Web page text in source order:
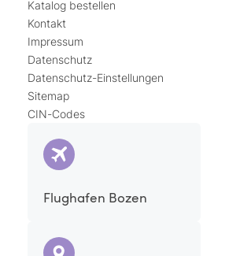
Katalog bestellen
Kontakt
Impressum
Datenschutz
Datenschutz-Einstellungen
Sitemap
CIN-Codes
Flughafen Bozen